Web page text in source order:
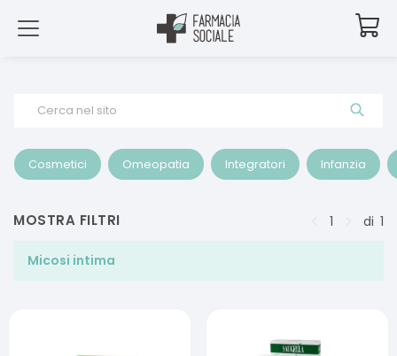
Cerca nel sito
Cosmetici Omeopatia Integratori Infanzia
MOSTRA FILTRI 1 di 1
Micosi intima